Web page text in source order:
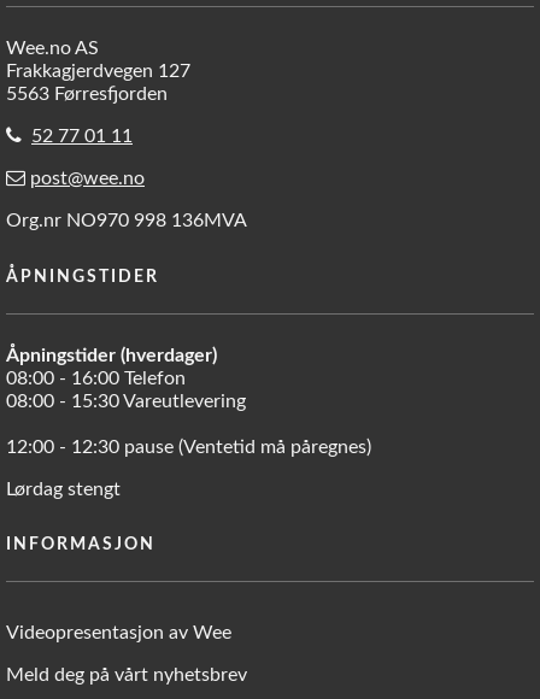
Wee.no AS
Frakkagjerdvegen 127
5563 Førresfjorden
52 77 01 11
post@wee.no
Org.nr NO970 998 136MVA
ÅPNINGSTIDER
Åpningstider (hverdager)
08:00 - 16:00 Telefon
08:00 - 15:30 Vareutlevering
12:00 - 12:30 pause (Ventetid må påregnes)
Lørdag stengt
INFORMASJON
Videopresentasjon av Wee
Meld deg på vårt nyhetsbrev